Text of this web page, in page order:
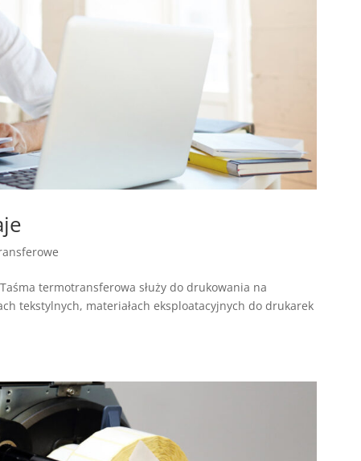
termotransferowa służy do drukowania na
tekstylnych, materiałach eksploatacyjnych do drukarek